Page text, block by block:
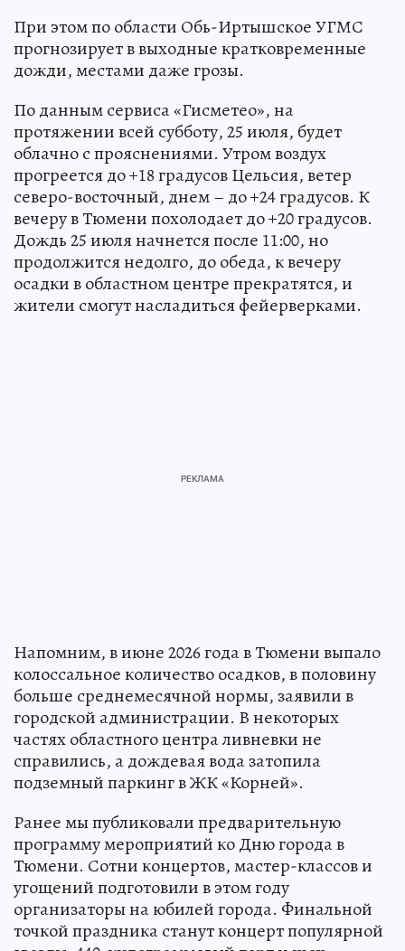
При этом по области Обь-Иртышское УГМС
прогнозирует в выходные кратковременные
дожди, местами даже грозы.
По данным сервиса «Гисметео», на
протяжении всей субботу, 25 июля, будет
облачно с прояснениями. Утром воздух
прогреется до +18 градусов Цельсия, ветер
северо-восточный, днем – до +24 градусов. К
вечеру в Тюмени похолодает до +20 градусов.
Дождь 25 июля начнется после 11:00, но
продолжится недолго, до обеда, к вечеру
осадки в областном центре прекратятся, и
жители смогут насладиться фейерверками.
Напомним, в июне 2026 года в Тюмени выпало
колоссальное количество осадков, в половину
больше среднемесячной нормы, заявили в
городской администрации. В некоторых
частях областного центра ливневки не
справились, а дождевая вода затопила
подземный паркинг в ЖК «Корней».
Ранее мы публиковали предварительную
программу мероприятий ко Дню города в
Тюмени. Сотни концертов, мастер-классов и
угощений подготовили в этом году
организаторы на юбилей города. Финальной
точкой праздника станут концерт популярной